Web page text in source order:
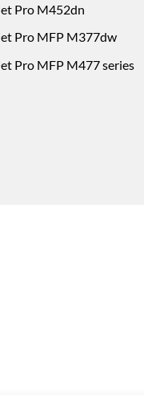
Pro M452dn
Pro MFP M377dw
Pro MFP M477 series